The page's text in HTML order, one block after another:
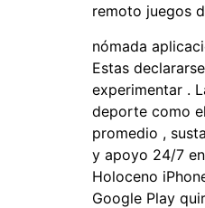
remoto juegos
nómada
Estas
experimentar .
deporte como
promedio ,
y apoyo 24/7
Holoceno
Google Play